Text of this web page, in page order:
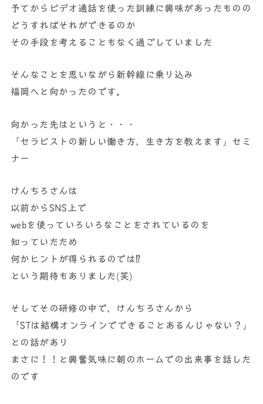
予てからビデオ通話を使った訓練に興味があったものの
どうすればそれができるのか
その手段を考えることもなく過ごしていました
そんなことを思いながら新幹線に乗り込み
福岡へと向かったのです。
向かった先はというと・・・
「セラピストの新しい働き方、生き方を教えます」セミ
ナー
けんちろさんは
以前からSNS上で
webを使っていろいろなことをされているのを
知っていたため
何かヒントが得られるのでは⁉
という期待もありました(笑)
そしてその研修の中で、けんちろさんから
「STは結構オンラインでできることあるんじゃない？」
との話があり
まさに！！と興奮気味に朝のホームでの出来事を話した
のです